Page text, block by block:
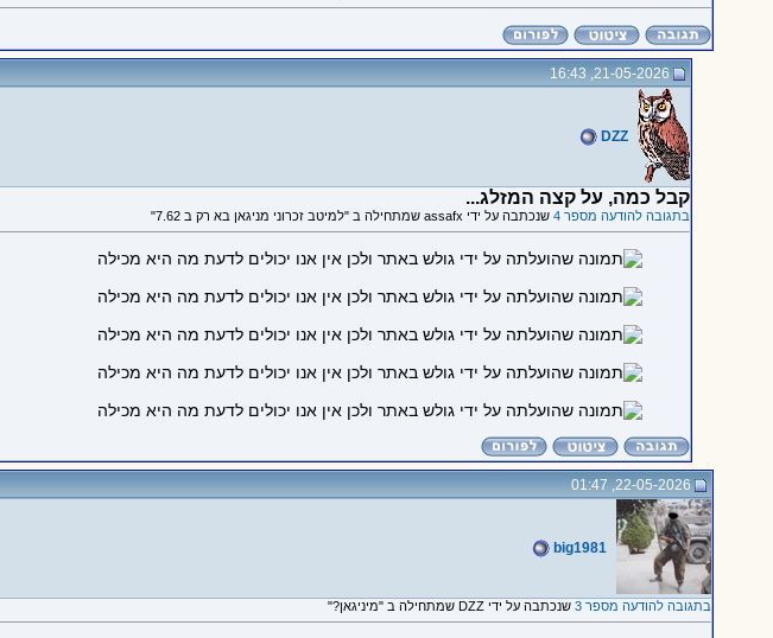
21-05-2026, 16:43
DZZ
קבל כמה, על קצה המזלג...
בתגובה להודעה מספר 4 שנכתבה על ידי assafx שמתחילה ב "למיטב זכרוני מניגאן בא רק ב 7.62"
22-05-2026, 01:47
big1981
בתגובה להודעה מספר 3 שנכתבה על ידי DZZ שמתחילה ב "מיניגאן?"